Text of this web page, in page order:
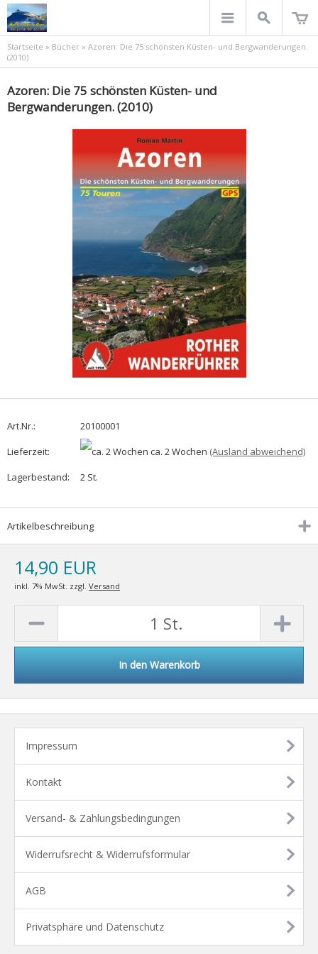
Startseite » Bücher » Azoren: Die 75 schönsten Küsten- und Bergwanderungen.
(2010)
Azoren: Die 75 schönsten Küsten- und
Bergwanderungen. (2010)
Art.Nr.:
20100001
Lieferzeit:
ca. 2 Wochen (Ausland abweichend)
Lagerbestand:
2 St.
Artikelbeschreibung
14,90 EUR
inkl. 7% MwSt. zzgl. Versand
St.
In den Warenkorb
Impressum
Kontakt
Versand- & Zahlungsbedingungen
Widerrufsrecht & Widerrufsformular
AGB
Privatsphäre und Datenschutz